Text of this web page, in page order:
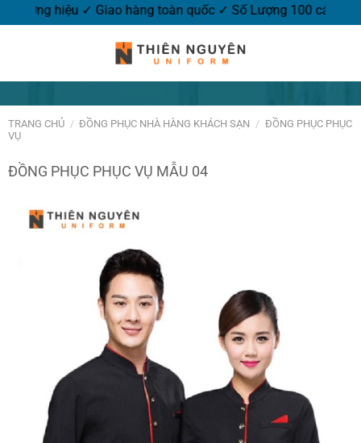
thương hiệu ✓ Giao hàng toàn quốc ✓ Số Lượng 100 cái.
TRANG CHỦ / ĐỒNG PHỤC NHÀ HÀNG KHÁCH SẠN / ĐỒNG PHỤC PHỤC
VỤ
ĐỒNG PHỤC PHỤC VỤ MẪU 04